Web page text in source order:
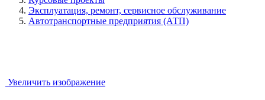
Эксплуатация, ремонт, сервисное обслуживание
Автотранспортные предприятия (АТП)
Увеличить изображение